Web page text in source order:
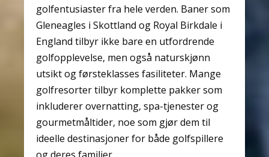
golfentusiaster fra hele verden. Baner som
Gleneagles i Skottland og Royal Birkdale i
England tilbyr ikke bare en utfordrende
golfopplevelse, men også naturskjønn
utsikt og førsteklasses fasiliteter. Mange
golfresorter tilbyr komplette pakker som
inkluderer overnatting, spa-tjenester og
gourmetmåltider, noe som gjør dem til
ideelle destinasjoner for både golfspillere